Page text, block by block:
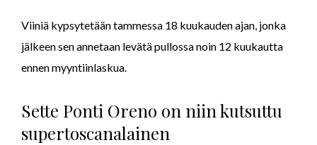
Viiniä kypsytetään tammessa 18 kuukauden ajan, jonka
jälkeen sen annetaan levätä pullossa noin 12 kuukautta
ennen myyntiinlaskua.
Sette Ponti Oreno on niin kutsuttu
supertoscanalainen